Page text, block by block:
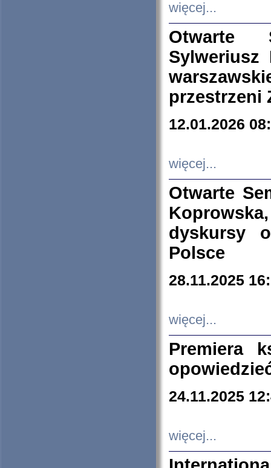
więcej...
Otwarte
Sylweriusz
przestrzeni
12.01.2026
więcej...
Otwarte
dyskursy
Polsce
28.11.2025
więcej...
Premiera
24.11.2025
więcej...